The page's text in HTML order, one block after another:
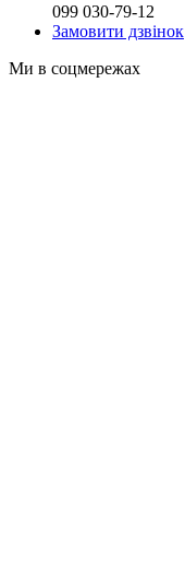
099 030-79-12
Замовити дзвінок
Ми в соцмережах